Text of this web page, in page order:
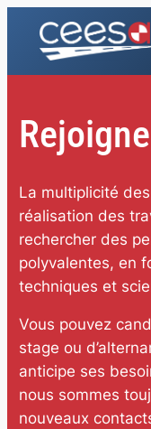
contenu
La multiplicité
réalisation des
rechercher des
polyvalentes, en
techniques et
Vous pouvez
stage ou
anticipe ses
nous sommes
nouveaux